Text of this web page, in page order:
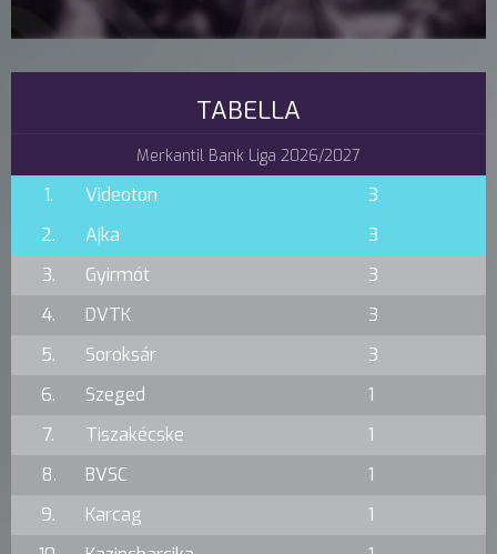
TABELLA
Merkantil Bank Liga 2026/2027
1. Videoton
3
2.
Ajka
3
3.
Gyirmót
3
4.
DVTK
3
5.
Soroksár
3
6.
Szeged
1
7.
Tiszakécske
1
8.
BVSC
1
9.
Karcag
1